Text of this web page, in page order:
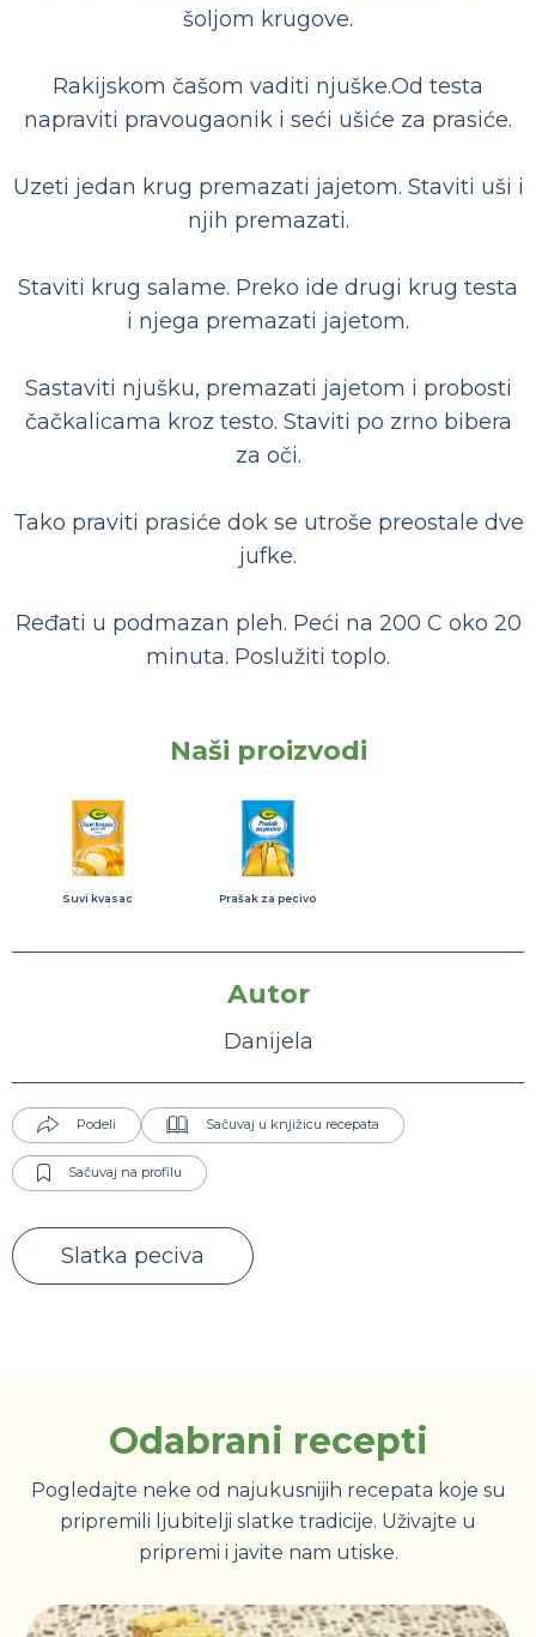
šoljom krugove.
Rakijskom čašom vaditi njuške.Od testa
napraviti pravougaonik i seći ušiće za prasiće.
Uzeti jedan krug premazati jajetom. Staviti uši i
njih premazati.
Staviti krug salame. Preko ide drugi krug testa
i njega premazati jajetom.
Sastaviti njušku, premazati jajetom i probosti
čačkalicama kroz testo. Staviti po zrno bibera
za oči.
Tako praviti prasiće dok se utroše preostale dve
jufke.
Ređati u podmazan pleh. Peći na 200 C oko 20
minuta. Poslužiti toplo.
Naši proizvodi
Suvi kvasac Prašak za pecivo
Autor
Danijela
Podeli Sačuvaj u knjižicu recepata
Sačuvaj na profilu
Slatka peciva
Odabrani recepti
Pogledajte neke od najukusnijih recepata koje su
pripremili ljubitelji slatke tradicije. Uživajte u
pripremi i javite nam utiske.